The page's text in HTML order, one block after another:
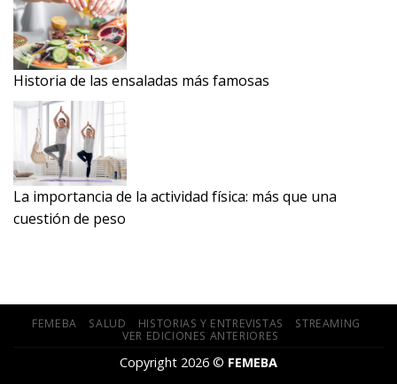
Historia de las ensaladas más famosas
La importancia de la actividad física: más que una
cuestión de peso
FEMEBA SALUD HISTORIAS Y ENTREVISTAS
STREAMING
VER EDICIONES ANTERIORES
Copyright 2026 © FEMEBA